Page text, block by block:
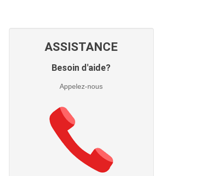
ASSISTANCE
Besoin d'aide?
Appelez-nous